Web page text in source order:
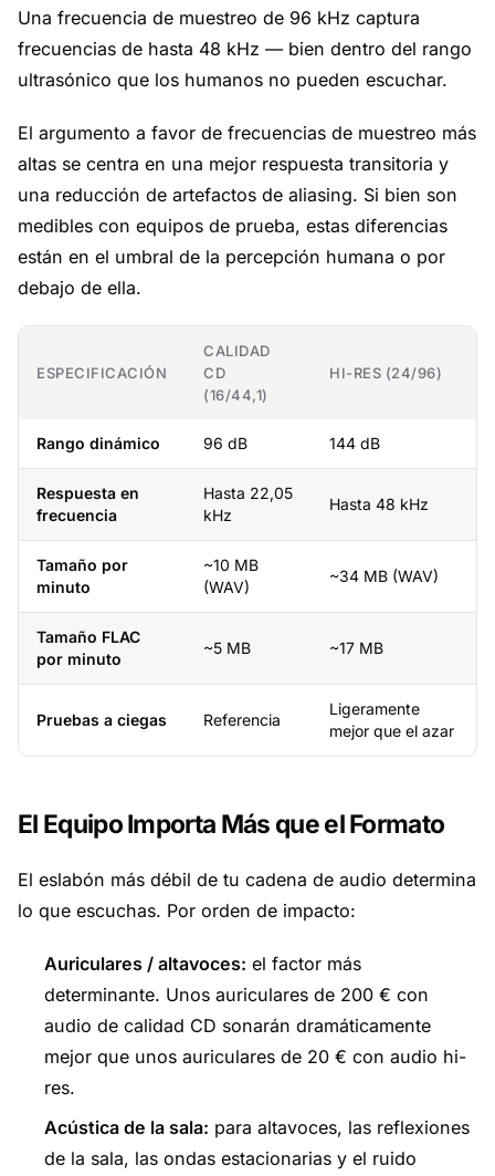
Una frecuencia de muestreo de 96 kHz captura
frecuencias de hasta 48 kHz — bien dentro del rango
ultrasónico que los humanos no pueden escuchar.
El argumento a favor de frecuencias de muestreo más
altas se centra en una mejor respuesta transitoria y
una reducción de artefactos de aliasing. Si bien son
medibles con equipos de prueba, estas diferencias
están en el umbral de la percepción humana o por
debajo de ella.
ESPECIFICACIÓN
CALIDAD
CD
(16/44,1)
HI-RES (24/96)
Rango dinámico 96 dB 144 dB
Respuesta en
frecuencia
Hasta 22,05
kHz
Hasta 48 kHz
Tamaño por
minuto
~10 MB
(WAV)
~34 MB (WAV)
Tamaño FLAC
por minuto
~5 MB ~17 MB
Pruebas a ciegas Referencia
Ligeramente
mejor que el azar
El Equipo Importa Más que el Formato
El eslabón más débil de tu cadena de audio determina
lo que escuchas. Por orden de impacto:
Auriculares / altavoces: el factor más
determinante. Unos auriculares de 200 € con
audio de calidad CD sonarán dramáticamente
mejor que unos auriculares de 20 € con audio hi-
res.
Acústica de la sala: para altavoces, las reflexiones
de la sala, las ondas estacionarias y el ruido